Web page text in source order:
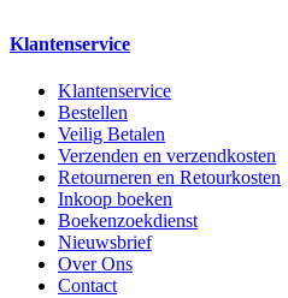
Klantenservice
Klantenservice
Bestellen
Veilig Betalen
Verzenden en verzendkosten
Retourneren en Retourkosten
Inkoop boeken
Boekenzoekdienst
Nieuwsbrief
Over Ons
Contact